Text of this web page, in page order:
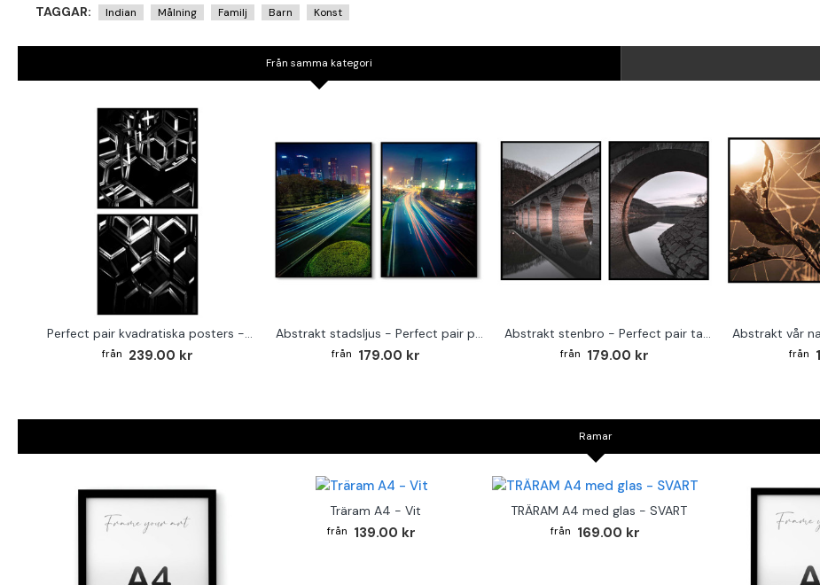
TAGGAR: Indian Målning Familj Barn Konst
Från samma kategori
Perfect pair kvadratiska posters - Abstrakt arkitektur
239.00 kr
Abstrakt stadsljus - Perfect pair posters
179.00 kr
Abstrakt stenbro - Perfect pair tavla
179.00 kr
Ramar
Träram A4 - Vit
139.00 kr
TRÄRAM A4 med glas - SVART
169.00 kr